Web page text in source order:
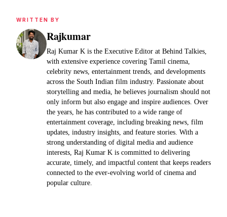
WRITTEN BY
Rajkumar
Raj Kumar K is the Executive Editor at Behind Talkies,
with extensive experience covering Tamil cinema,
celebrity news, entertainment trends, and developments
across the South Indian film industry. Passionate about
storytelling and media, he believes journalism should not
only inform but also engage and inspire audiences. Over
the years, he has contributed to a wide range of
entertainment coverage, including breaking news, film
updates, industry insights, and feature stories. With a
strong understanding of digital media and audience
interests, Raj Kumar K is committed to delivering
accurate, timely, and impactful content that keeps readers
connected to the ever-evolving world of cinema and
popular culture.